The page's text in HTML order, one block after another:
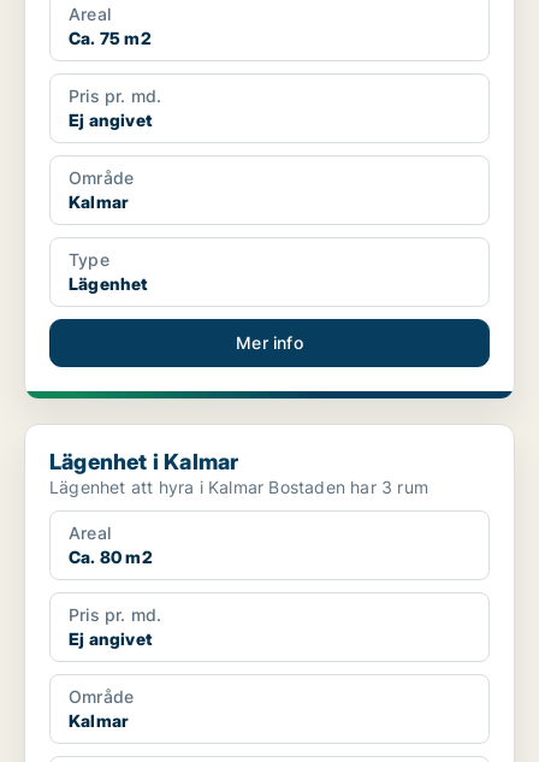
Areal
Ca. 75 m2
Pris pr. md.
Ej angivet
Område
Kalmar
Type
Lägenhet
Mer info
Lägenhet i Kalmar
Lägenhet i Kalmar
Lägenhet att hyra i Kalmar Bostaden har 3 rum
Areal
Ca. 80 m2
Pris pr. md.
Ej angivet
Område
Kalmar